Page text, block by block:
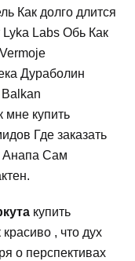
Как долго длится
Labs Обь Как
Дураболин
Balkan
мне купить
Где заказать
Анапа Сам
купить
, что дух
о перспективах